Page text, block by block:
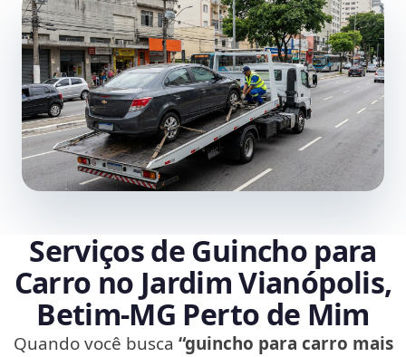
Serviços de Guincho para
Carro no Jardim Vianópolis,
Betim‑MG Perto de Mim
Quando você busca “guincho para carro mais